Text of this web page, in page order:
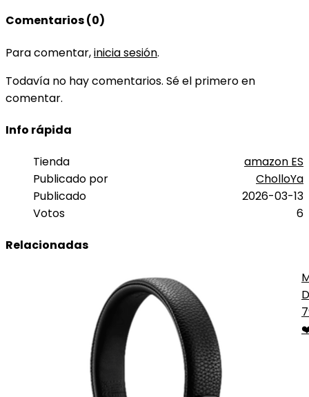
Comentarios (0)
Para comentar,inicia sesión.
Todavía no hay comentarios. Sé el primero en
comentar.
Info rápida
Tienda
amazon ES
Publicado por
CholloYa
Publicado
2026-03-13
Votos
6
Relacionadas